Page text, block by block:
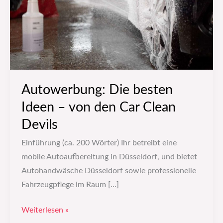
Autowerbung: Die besten
Ideen – von den Car Clean
Devils
Einführung (ca. 200 Wörter) Ihr betreibt eine
mobile Autoaufbereitung in Düsseldorf, und bietet
Autohandwäsche Düsseldorf sowie professionelle
Fahrzeugpflege im Raum […]
von
den
Clean
Devils
Weiterlesen »